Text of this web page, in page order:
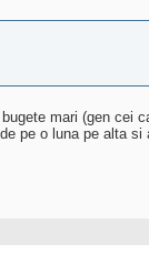
mari (gen
pe o luna pe alta